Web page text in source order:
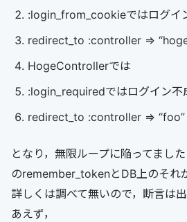
:login_from_cookieではログイ
redirect_to :controller =>
HogeControllerでは
:login_requiredではログイン不
redirect_to :controller => “foo”
となり，無限ループに陥ってまし
のremember_tokenとDB上のそれ
詳しくは調べて無いので，断言は
あえず，